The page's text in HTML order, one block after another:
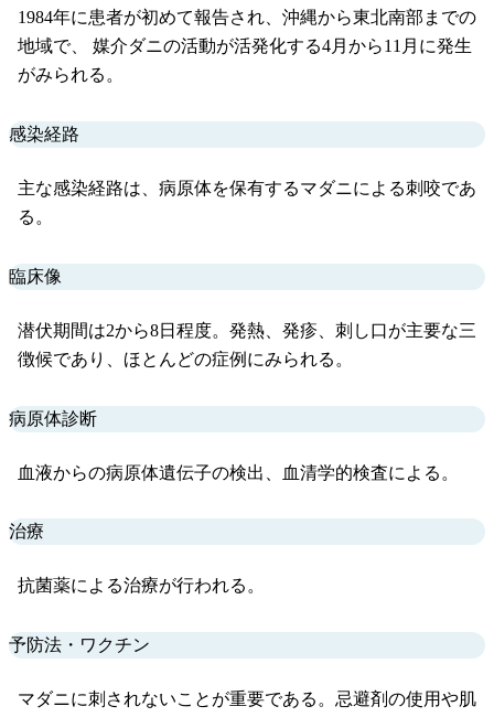
1984年に患者が初めて報告され、沖縄から東北南部までの
地域で、 媒介ダニの活動が活発化する4月から11月に発生
がみられる。
感染経路
主な感染経路は、病原体を保有するマダニによる刺咬であ
る。
臨床像
潜伏期間は2から8日程度。発熱、発疹、刺し口が主要な三
徴候であり、ほとんどの症例にみられる。
病原体診断
血液からの病原体遺伝子の検出、血清学的検査による。
治療
抗菌薬による治療が行われる。
予防法・ワクチン
マダニに刺されないことが重要である。忌避剤の使用や肌